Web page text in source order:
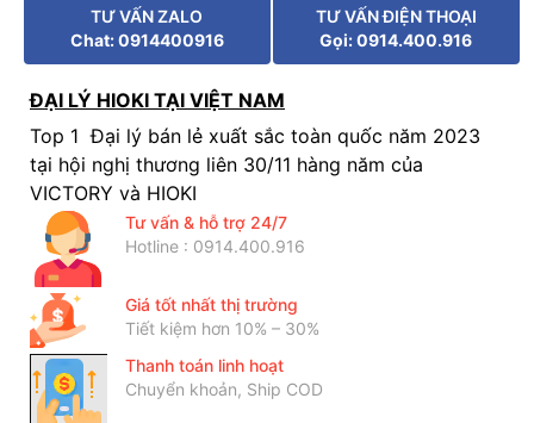
TƯ VẤN ZALO
Chat: 0914400916
TƯ VẤN ĐIỆN THOẠI
Gọi: 0914.400.916
ĐẠI LÝ HIOKI TẠI VIỆT NAM
Top 1 Đại lý bán lẻ xuất sắc toàn quốc năm 2023
tại hội nghị thương liên 30/11 hàng năm của
VICTORY và HIOKI
Tư vấn & hỗ trợ 24/7
Hotline : 0914.400.916
Giá tốt nhất thị trường
Tiết kiệm hơn 10% – 30%
Thanh toán linh hoạt
Chuyển khoản, Ship COD